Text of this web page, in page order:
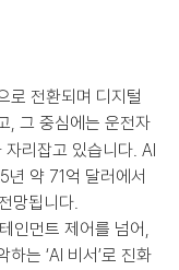
로 전환되며 디지털
, 그 중심에는 운전자
자리잡고 있습니다. AI
년 약 71억 달러에서
망됩니다.
인먼트 제어를 넘어,
는 ‘AI 비서’로 진화